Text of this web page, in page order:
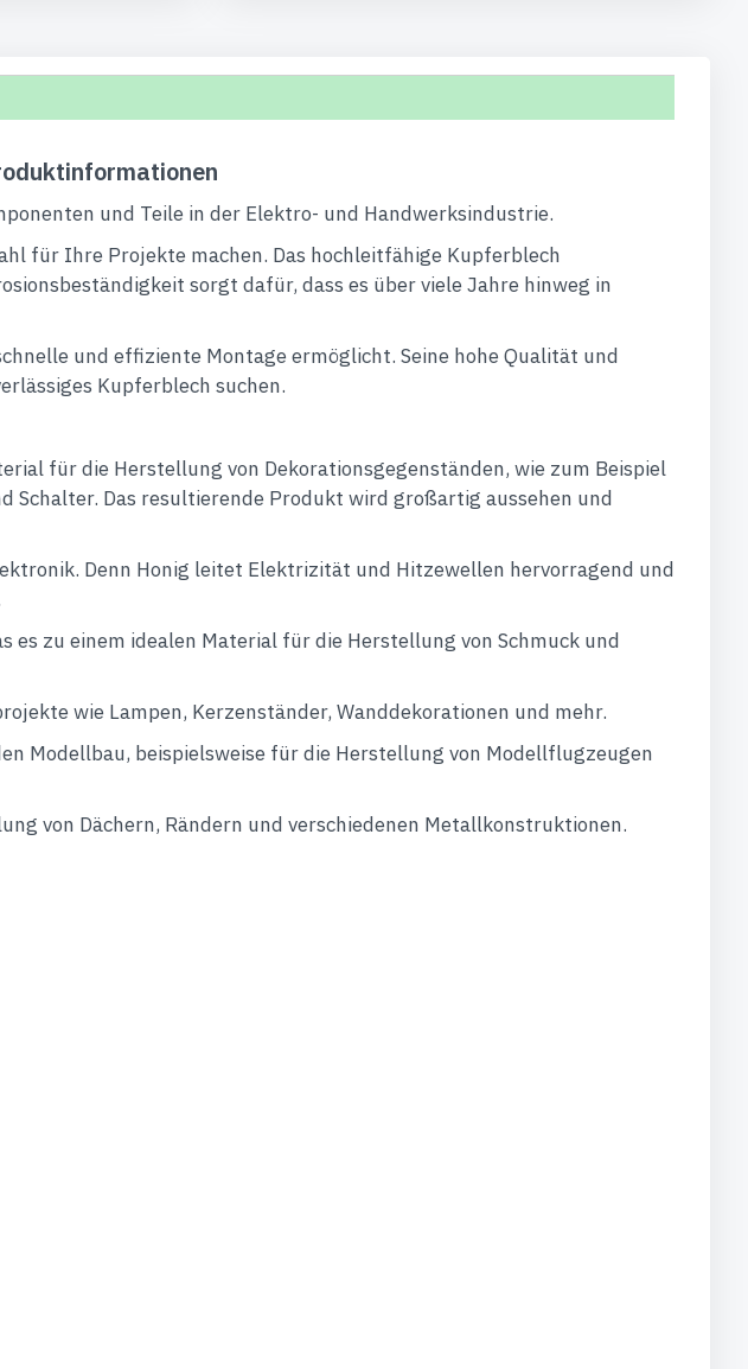
und Teile in der Elektro- und Handwerksindustrie.
für Ihre Projekte machen. Das hochleitfähige Kupferblech
sorgt dafür, dass es über viele Jahre hinweg in
und effiziente Montage ermöglicht. Seine hohe Qualität und
Kupferblech suchen.
für die Herstellung von Dekorationsgegenständen, wie zum Beispiel
Das resultierende Produkt wird großartig aussehen und
Denn Honig leitet Elektrizität und Hitzewellen hervorragend und
zu einem idealen Material für die Herstellung von Schmuck und
wie Lampen, Kerzenständer, Wanddekorationen und mehr.
Modellbau, beispielsweise für die Herstellung von Modellflugzeugen
von Dächern, Rändern und verschiedenen Metallkonstruktionen.